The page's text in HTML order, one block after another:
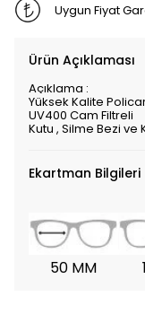
Uygun Fiyat
Ürün Açıklaması
Açıklama :
Yüksek Kalite
UV400 Cam Filtreli
Kutu , Silme Bezi ve
Ekartman Bilgileri
50 MM